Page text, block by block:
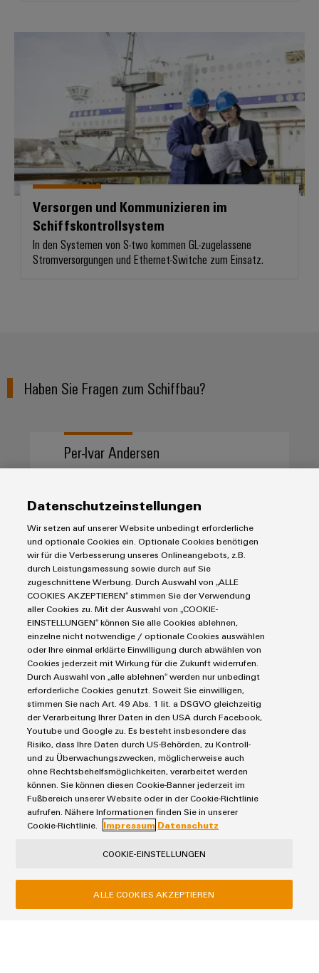
Versorgen und Kommunizieren im
Schiffskontrollsystem
In den Systemen von S-two kommen GL-zugelassene
Stromversorgungen und Ethernet-Switche zum Einsatz.
Haben Sie Fragen zum Schiffbau?
Per-Ivar Andersen
perivar.andersen@weidmueller.co
m
+47 483 04310
Anrede
Vorname
Nachname
E-Mail
Datenschutzeinstellungen
Wir setzen auf unserer Website unbedingt erforderliche
und optionale Cookies ein. Optionale Cookies benötigen
wir für die Verbesserung unseres Onlineangebots, z.B.
durch Leistungsmessung sowie durch auf Sie
zugeschnittene Werbung. Durch Auswahl von „ALLE
COOKIES AKZEPTIEREN“ stimmen Sie der Verwendung
aller Cookies zu. Mit der Auswahl von „COOKIE-
EINSTELLUNGEN“ können Sie alle Cookies ablehnen,
einzelne nicht notwendige / optionale Cookies auswählen
oder Ihre einmal erklärte Einwilligung durch abwählen von
Cookies jederzeit mit Wirkung für die Zukunft widerrufen.
Durch Auswahl von „alle ablehnen“ werden nur unbedingt
erforderliche Cookies genutzt. Soweit Sie einwilligen,
stimmen Sie nach Art. 49 Abs. 1 lit. a DSGVO gleichzeitig
der Verarbeitung Ihrer Daten in den USA durch Facebook,
Youtube und Google zu. Es besteht insbesondere das
Risiko, dass Ihre Daten durch US-Behörden, zu Kontroll-
und zu Überwachungszwecken, möglicherweise auch
ohne Rechtsbehelfsmöglichkeiten, verarbeitet werden
können. Sie können diesen Cookie-Banner jederzeit im
Fußbereich unserer Website oder in der Cookie-Richtlinie
aufrufen. Nähere Informationen finden Sie in unserer
Cookie-Richtlinie.
Impressum Datenschutz
COOKIE-EINSTELLUNGEN
ALLE COOKIES AKZEPTIEREN